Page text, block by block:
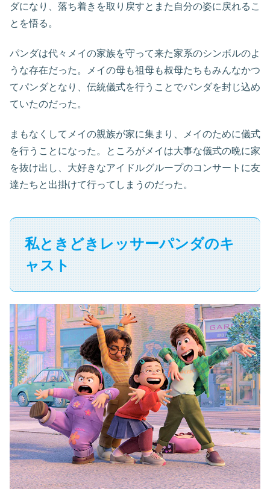
ダになり、落ち着きを取り戻すとまた自分の姿に戻れるこ
とを悟る。
パンダは代々メイの家族を守って来た家系のシンボルのよ
うな存在だった。メイの母も祖母も叔母たちもみんなかつ
てパンダとなり、伝統儀式を行うことでパンダを封じ込め
ていたのだった。
まもなくしてメイの親族が家に集まり、メイのために儀式
を行うことになった。ところがメイは大事な儀式の晩に家
を抜け出し、大好きなアイドルグループのコンサートに友
達たちと出掛けて行ってしまうのだった。
私ときどきレッサーパンダのキ
ャスト